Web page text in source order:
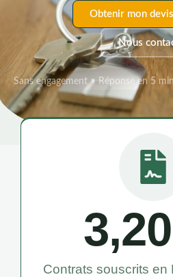
Obtenir mon
Nous
Sans engagement • Réponse en 5
Contrats souscrits en